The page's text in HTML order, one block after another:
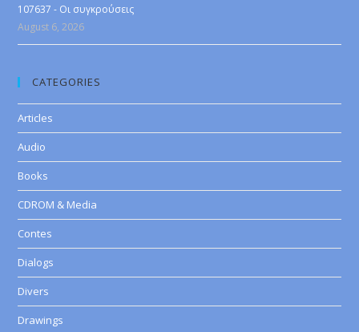
107637 - Οι συγκρούσεις
August 6, 2026
CATEGORIES
Articles
Audio
Books
CDROM & Media
Contes
Dialogs
Divers
Drawings